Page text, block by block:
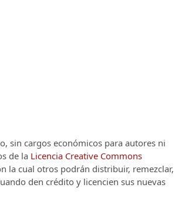
sin cargos económicos para autores ni
de la Licencia Creative Commons
la cual otros podrán distribuir, remezclar,
den crédito y licencien sus nuevas